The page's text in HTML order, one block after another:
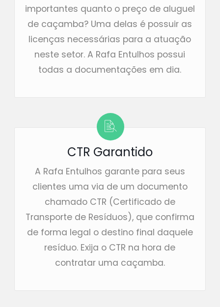
importantes quanto o preço de aluguel
de caçamba? Uma delas é possuir as
licenças necessárias para a atuação
neste setor. A Rafa Entulhos possui
todas a documentações em dia.
CTR Garantido
A Rafa Entulhos garante para seus
clientes uma via de um documento
chamado CTR (Certificado de
Transporte de Resíduos), que confirma
de forma legal o destino final daquele
resíduo. Exija o CTR na hora de
contratar uma caçamba.